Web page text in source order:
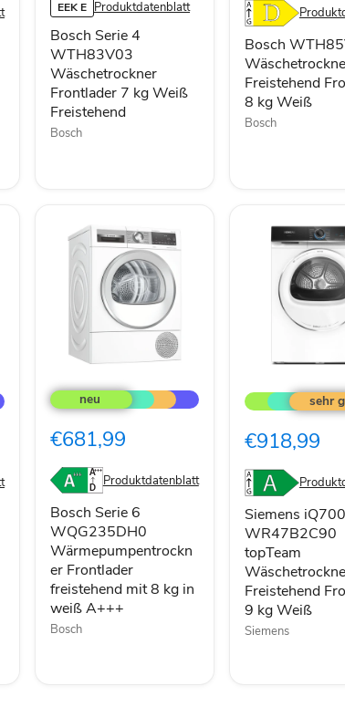
7
kg
Weiß
Freistehend
EEK E Produktdatenblatt
Bosch Serie 4
WTH83V03
Wäschetrockner
Frontlader 7 kg Weiß
Freistehend
Bosch
kg
Weiß
Bosch
Freistehend
8 kg Weiß
Bosch
Serie
6
Wärmepumpentrockner
freistehend
mit
8
kg
in
weiß
A+++
€681,99
Produktdatenblatt
Bosch Serie 6
WQG235DH0
Wärmepumpentrockn
er Frontlader
freistehend mit 8 kg in
weiß A+++
Bosch
iQ700
WR47B2C90
Wäschetrockner
Frontlader
9
kg
Weiß
€918,99
Siemens iQ700
WR47B2C90
topTeam
Freistehend
9 kg Weiß
Siemens